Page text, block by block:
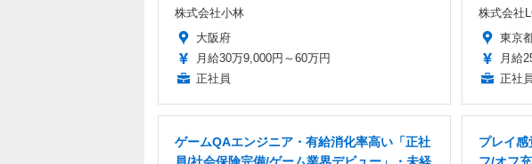
株式会社小林
大阪府
月給30万9,000円～60万円
正社員
株式会社
東京
月給
正社員
ゲームQAエンジニア・有給消化率高い「正社
プレイ